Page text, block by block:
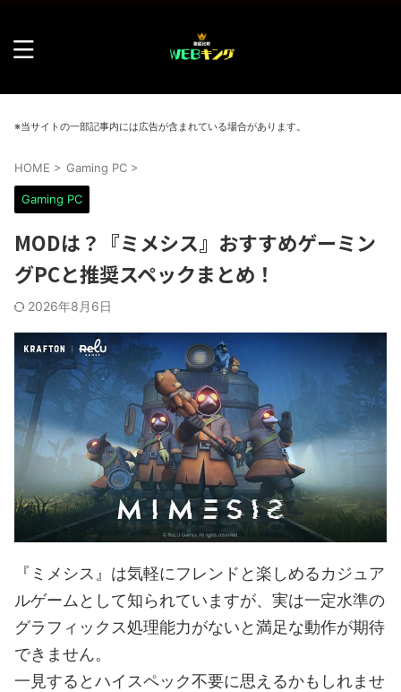
※当サイトの一部記事内には広告が含まれている場合があります。
HOME > Gaming PC >
Gaming PC
MODは？『ミメシス』おすすめゲーミン
グPCと推奨スペックまとめ！
2026年8月6日
『ミメシス』は気軽にフレンドと楽しめるカジュア
ルゲームとして知られていますが、実は一定水準の
グラフィックス処理能力がないと満足な動作が期待
できません。
一見するとハイスペック不要に思えるかもしれませ